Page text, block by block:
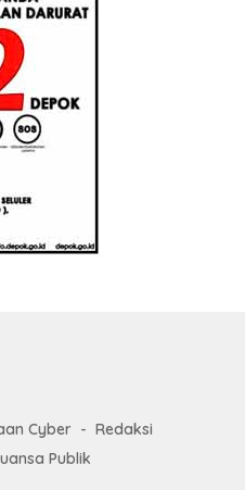
Cyber
Redaksi
Publik